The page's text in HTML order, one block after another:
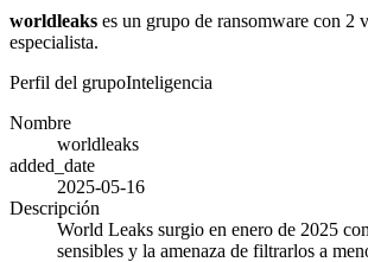
worldleaks es un grupo de ransomware con 2
especialista.
Perfil del grupoInteligencia
Nombre
worldleaks
added_date
2025-05-16
Descripción
World Leaks surgio en enero de 2025
sensibles y la amenaza de filtrarlos a